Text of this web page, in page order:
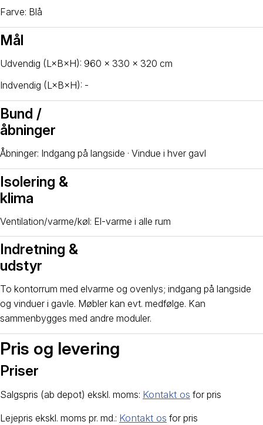
Farve: Blå
Mål
Udvendig (L×B×H): 960 × 330 × 320 cm
Indvendig (L×B×H): -
Bund /
åbninger
Åbninger: Indgang på langside · Vindue i hver gavl
Isolering &
klima
Ventilation/varme/køl: El-varme i alle rum
Indretning &
udstyr
To kontorrum med elvarme og ovenlys; indgang på langside
og vinduer i gavle. Møbler kan evt. medfølge. Kan
sammenbygges med andre moduler.
Pris og levering
Priser
Salgspris (ab depot) ekskl. moms: Kontakt os for pris
Lejepris ekskl. moms pr. md.: Kontakt os for pris